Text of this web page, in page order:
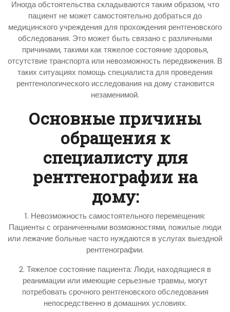
Иногда обстоятельства складываются таким образом, что
пациент не может самостоятельно добраться до
медицинского учреждения для прохождения рентгеновского
обследования. Это может быть связано с различными
причинами, такими как тяжелое состояние здоровья,
отсутствие транспорта или невозможность передвижения. В
таких ситуациях помощь специалиста для проведения
рентгенологического исследования на дому становится
незаменимой.
Основные причины
обращения к
специалисту для
рентгенографии на
дому:
1. Невозможность самостоятельного перемещения:
Пациенты с ограниченными возможностями, пожилые люди
или лежачие больные часто нуждаются в услугах выездной
рентгенографии.
2. Тяжелое состояние пациента: Люди, находящиеся в
реанимации или имеющие серьезные травмы, могут
потребовать срочного рентгеновского обследования
непосредственно в домашних условиях.